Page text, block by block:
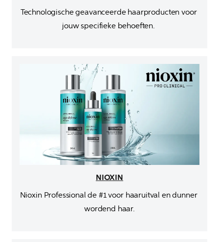
Technologische geavanceerde haarproducten voor
jouw specifieke behoeften.
NIOXIN
Nioxin Professional de #1 voor haaruitval en dunner
wordend haar.